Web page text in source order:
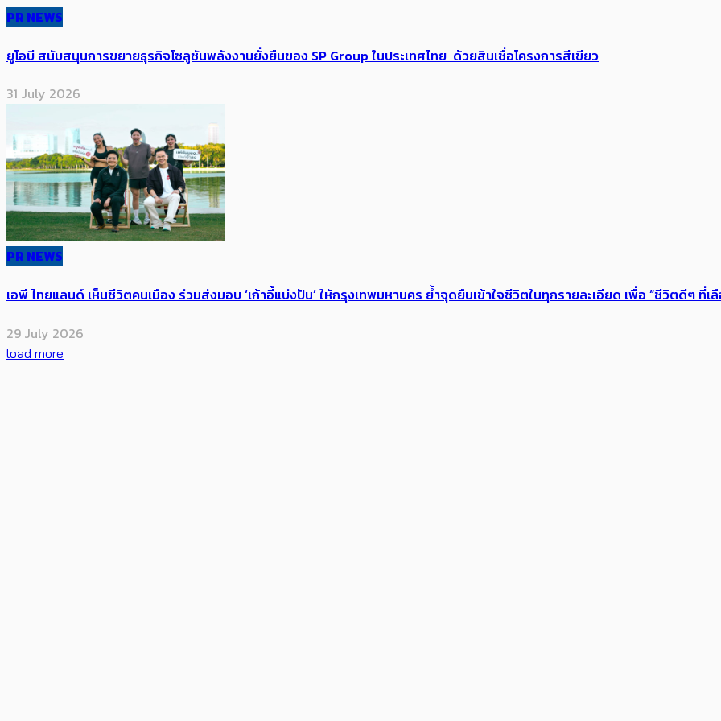
PR NEWS
ยูโอบี สนับสนุนการขยายธุรกิจโซลูชันพลังงานยั่งยืนของ SP Group ในประเทศไทย ด้วยสินเชื่อโครงการสีเขียว
31 July 2026
PR NEWS
เอพี ไทยแลนด์ เห็นชีวิตคนเมือง ร่วมส่งมอบ ‘เก้าอี้แบ่งปัน’ ให้กรุงเทพมหานคร ย้ำจุดยืนเข้าใจชีวิตในทุกรายละเอียด เพื่อ “ชีวิตดีๆ ที่เลื
29 July 2026
load more